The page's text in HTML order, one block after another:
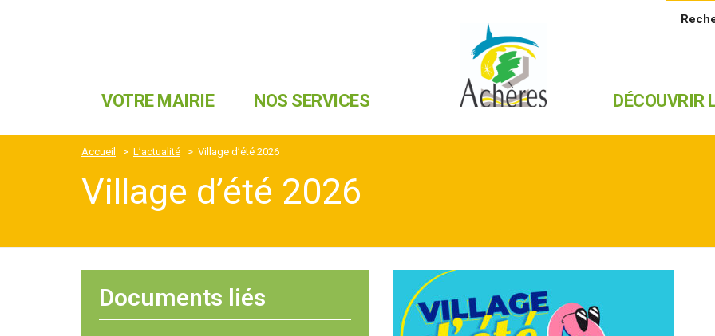
VOTRE MAIRIE NOS SERVICES DÉCOUVRIR
Accueil > L’actualité > Village d’été 2026
Village d’été 2026
Documents liés